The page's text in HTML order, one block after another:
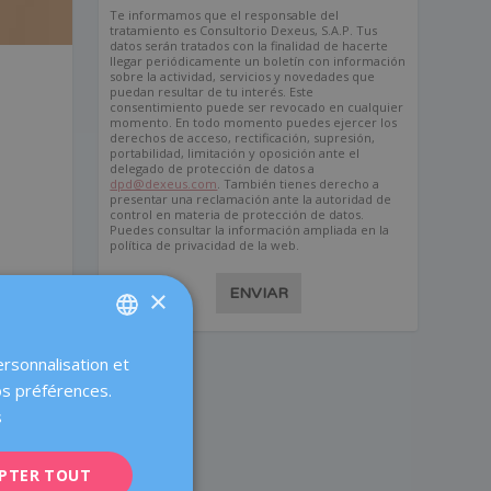
Te informamos que el responsable del
tratamiento es Consultorio Dexeus, S.A.P. Tus
datos serán tratados con la finalidad de hacerte
llegar periódicamente un boletín con información
sobre la actividad, servicios y novedades que
puedan resultar de tu interés. Este
consentimiento puede ser revocado en cualquier
momento. En todo momento puedes ejercer los
derechos de acceso, rectificación, supresión,
portabilidad, limitación y oposición ante el
delegado de protección de datos a
dpd@dexeus.com. También tienes derecho a
presentar una reclamación ante la autoridad de
control en materia de protección de datos.
Puedes consultar la información ampliada en la
política de privacidad de la web.
ENVIAR
SPANISH
CATALÀ
FRENCH
×
et
préférences.
TOUT